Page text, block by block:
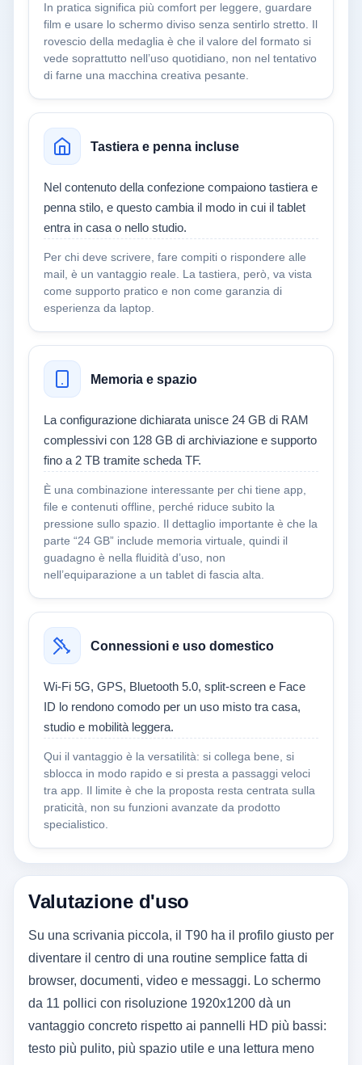
In pratica significa più comfort per leggere, guardare
film e usare lo schermo diviso senza sentirlo stretto. Il
rovescio della medaglia è che il valore del formato si
vede soprattutto nell’uso quotidiano, non nel tentativo
di farne una macchina creativa pesante.
Tastiera e penna incluse
Nel contenuto della confezione compaiono tastiera e
penna stilo, e questo cambia il modo in cui il tablet
entra in casa o nello studio.
Per chi deve scrivere, fare compiti o rispondere alle
mail, è un vantaggio reale. La tastiera, però, va vista
come supporto pratico e non come garanzia di
esperienza da laptop.
Memoria e spazio
La configurazione dichiarata unisce 24 GB di RAM
complessivi con 128 GB di archiviazione e supporto
fino a 2 TB tramite scheda TF.
È una combinazione interessante per chi tiene app,
file e contenuti offline, perché riduce subito la
pressione sullo spazio. Il dettaglio importante è che la
parte “24 GB” include memoria virtuale, quindi il
guadagno è nella fluidità d’uso, non
nell’equiparazione a un tablet di fascia alta.
Connessioni e uso domestico
Wi‑Fi 5G, GPS, Bluetooth 5.0, split-screen e Face
ID lo rendono comodo per un uso misto tra casa,
studio e mobilità leggera.
Qui il vantaggio è la versatilità: si collega bene, si
sblocca in modo rapido e si presta a passaggi veloci
tra app. Il limite è che la proposta resta centrata sulla
praticità, non su funzioni avanzate da prodotto
specialistico.
Valutazione d'uso
Su una scrivania piccola, il T90 ha il profilo giusto per
diventare il centro di una routine semplice fatta di
browser, documenti, video e messaggi. Lo schermo
da 11 pollici con risoluzione 1920x1200 dà un
vantaggio concreto rispetto ai pannelli HD più bassi:
testo più pulito, più spazio utile e una lettura meno